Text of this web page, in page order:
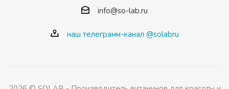
info@so-lab.ru
наш телеграмм-канал @solabru